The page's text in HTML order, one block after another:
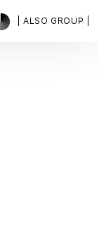
| ALSO GROUP |